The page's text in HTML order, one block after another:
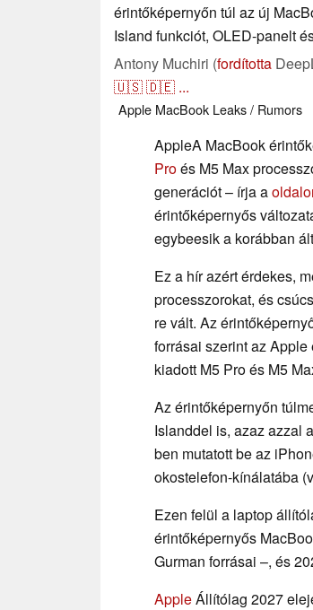
érintőképernyőn túl az új
Island funkciót, OLED-panelt
Antony Muchiri (fordította
🇺🇸🇩🇪 ...
Apple MacBook Leaks / Rumors
AppleA MacBook
Proés M5 Max
generációt – írja a
érintőképernyős
egybeesik a korábban
Ez a hír azért érdekes,
processzorokat, és
re vált. Az
forrásai szerint az
kiadott M5 Pro és M5
Az érintőképernyőn
Islanddel is, azaz azzal
ben mutatott be az
okostelefon-kínálatába
Ezen felül a laptop
érintőképernyős
Gurman forrásai –, és
AppleÁllítólag 2027